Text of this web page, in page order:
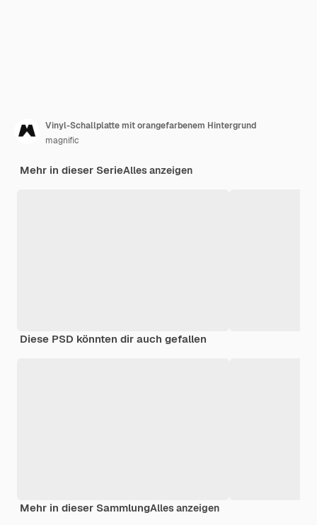
Vinyl-Schallplatte mit orangefarbenem Hintergrund
magnific
Mehr in dieser SerieAlles anzeigen
Diese PSD könnten dir auch gefallen
Mehr in dieser SammlungAlles anzeigen